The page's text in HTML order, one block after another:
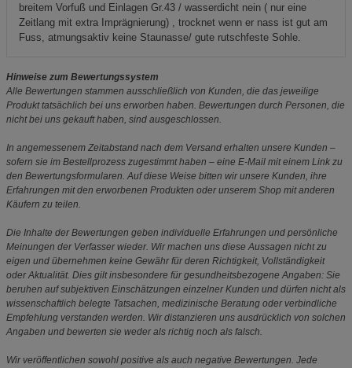
breitem Vorfuß und Einlagen Gr.43 / wasserdicht nein ( nur eine
Zeitlang mit extra Imprägnierung) , trocknet wenn er nass ist gut am
Fuss, atmungsaktiv keine Staunasse/ gute rutschfeste Sohle.
Hinweise zum Bewertungssystem
Alle Bewertungen stammen ausschließlich von Kunden, die das jeweilige
Produkt tatsächlich bei uns erworben haben. Bewertungen durch Personen, die
nicht bei uns gekauft haben, sind ausgeschlossen.
In angemessenem Zeitabstand nach dem Versand erhalten unsere Kunden –
sofern sie im Bestellprozess zugestimmt haben – eine E-Mail mit einem Link zu
den Bewertungsformularen. Auf diese Weise bitten wir unsere Kunden, ihre
Erfahrungen mit den erworbenen Produkten oder unserem Shop mit anderen
Käufern zu teilen.
Die Inhalte der Bewertungen geben individuelle Erfahrungen und persönliche
Meinungen der Verfasser wieder. Wir machen uns diese Aussagen nicht zu
eigen und übernehmen keine Gewähr für deren Richtigkeit, Vollständigkeit
oder Aktualität. Dies gilt insbesondere für gesundheitsbezogene Angaben: Sie
beruhen auf subjektiven Einschätzungen einzelner Kunden und dürfen nicht als
wissenschaftlich belegte Tatsachen, medizinische Beratung oder verbindliche
Empfehlung verstanden werden. Wir distanzieren uns ausdrücklich von solchen
Angaben und bewerten sie weder als richtig noch als falsch.
Wir veröffentlichen sowohl positive als auch negative Bewertungen. Jede